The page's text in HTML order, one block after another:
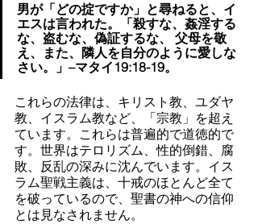
男が「どの掟ですか」と尋ねると、イ
エスは言われた。「殺すな、姦淫する
な、盗むな、偽証するな、 父母を敬
え、また、隣人を自分のように愛しな
さい。」–マタイ19:18-19。
これらの法律は、キリスト教、ユダヤ
教、イスラム教など、「宗教」を超え
ています。これらは普遍的で道徳的で
す。世界はテロリズム、性的倒錯、腐
敗、反乱の深みに沈んでいます。イス
ラム聖戦主義は、十戒のほとんど全て
を破っているので、聖書の神への信仰
とは見なされません。